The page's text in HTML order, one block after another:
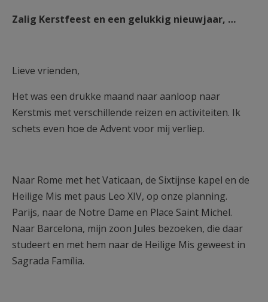
Zalig Kerstfeest en een gelukkig nieuwjaar, …
Lieve vrienden,
Het was een drukke maand naar aanloop naar
Kerstmis met verschillende reizen en activiteiten. Ik
schets even hoe de Advent voor mij verliep.
Naar Rome met het Vaticaan, de Sixtijnse kapel en de
Heilige Mis met paus Leo XIV, op onze planning.
Parijs, naar de Notre Dame en Place Saint Michel.
Naar Barcelona, mijn zoon Jules bezoeken, die daar
studeert en met hem naar de Heilige Mis geweest in
Sagrada Família.